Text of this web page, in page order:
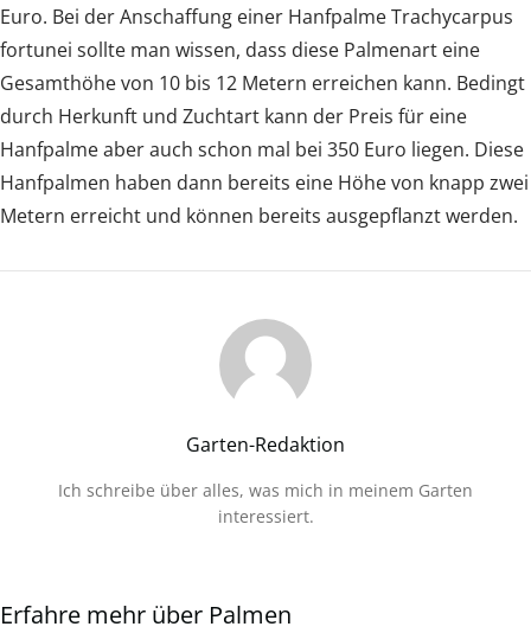
Euro. Bei der Anschaffung einer Hanfpalme Trachycarpus
fortunei sollte man wissen, dass diese Palmenart eine
Gesamthöhe von 10 bis 12 Metern erreichen kann. Bedingt
durch Herkunft und Zuchtart kann der Preis für eine
Hanfpalme aber auch schon mal bei 350 Euro liegen. Diese
Hanfpalmen haben dann bereits eine Höhe von knapp zwei
Metern erreicht und können bereits ausgepflanzt werden.
Garten-Redaktion
Ich schreibe über alles, was mich in meinem Garten
interessiert.
Erfahre mehr über Palmen